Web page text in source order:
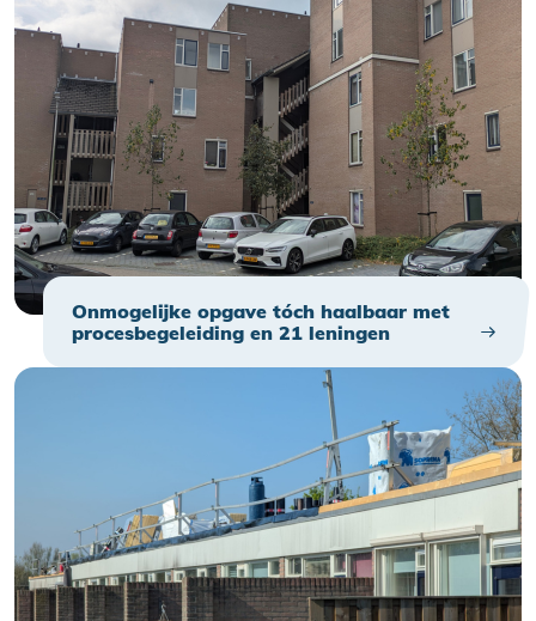
Onmogelijke opgave tóch haalbaar met
procesbegeleiding en 21 leningen